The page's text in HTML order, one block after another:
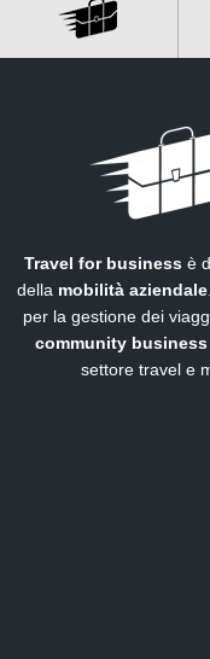
Travel for business è
della mobilità aziendale
per la gestione dei
community business
settore travel e